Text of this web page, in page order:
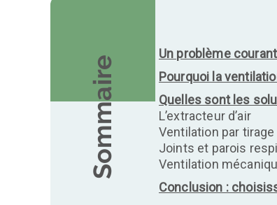
Sommaire
Un problème
Pourquoi la
Quelles sont les
L’extracteur d’air
Ventilation par tirage
Joints et parois
Ventilation
Conclusion :